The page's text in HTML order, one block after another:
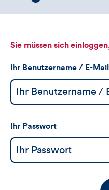
Sie müssen sich
Ihr Benutzername / E-
Ihr Passwort